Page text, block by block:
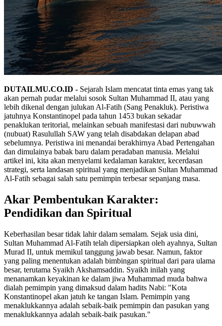
DUTAILMU.CO.ID - Sejarah Islam mencatat tinta emas yang tak
akan pernah pudar melalui sosok Sultan Muhammad II, atau yang
lebih dikenal dengan julukan Al-Fatih (Sang Penakluk). Peristiwa
jatuhnya Konstantinopel pada tahun 1453 bukan sekadar
penaklukan teritorial, melainkan sebuah manifestasi dari nubuwwah
(nubuat) Rasulullah SAW yang telah disabdakan delapan abad
sebelumnya. Peristiwa ini menandai berakhirnya Abad Pertengahan
dan dimulainya babak baru dalam peradaban manusia. Melalui
artikel ini, kita akan menyelami kedalaman karakter, kecerdasan
strategi, serta landasan spiritual yang menjadikan Sultan Muhammad
Al-Fatih sebagai salah satu pemimpin terbesar sepanjang masa.
Akar Pembentukan Karakter:
Pendidikan dan Spiritual
Keberhasilan besar tidak lahir dalam semalam. Sejak usia dini,
Sultan Muhammad Al-Fatih telah dipersiapkan oleh ayahnya, Sultan
Murad II, untuk memikul tanggung jawab besar. Namun, faktor
yang paling menentukan adalah bimbingan spiritual dari para ulama
besar, terutama Syaikh Akshamsaddin. Syaikh inilah yang
menanamkan keyakinan ke dalam jiwa Muhammad muda bahwa
dialah pemimpin yang dimaksud dalam hadits Nabi: "Kota
Konstantinopel akan jatuh ke tangan Islam. Pemimpin yang
menaklukkannya adalah sebaik-baik pemimpin dan pasukan yang
menaklukkannya adalah sebaik-baik pasukan."